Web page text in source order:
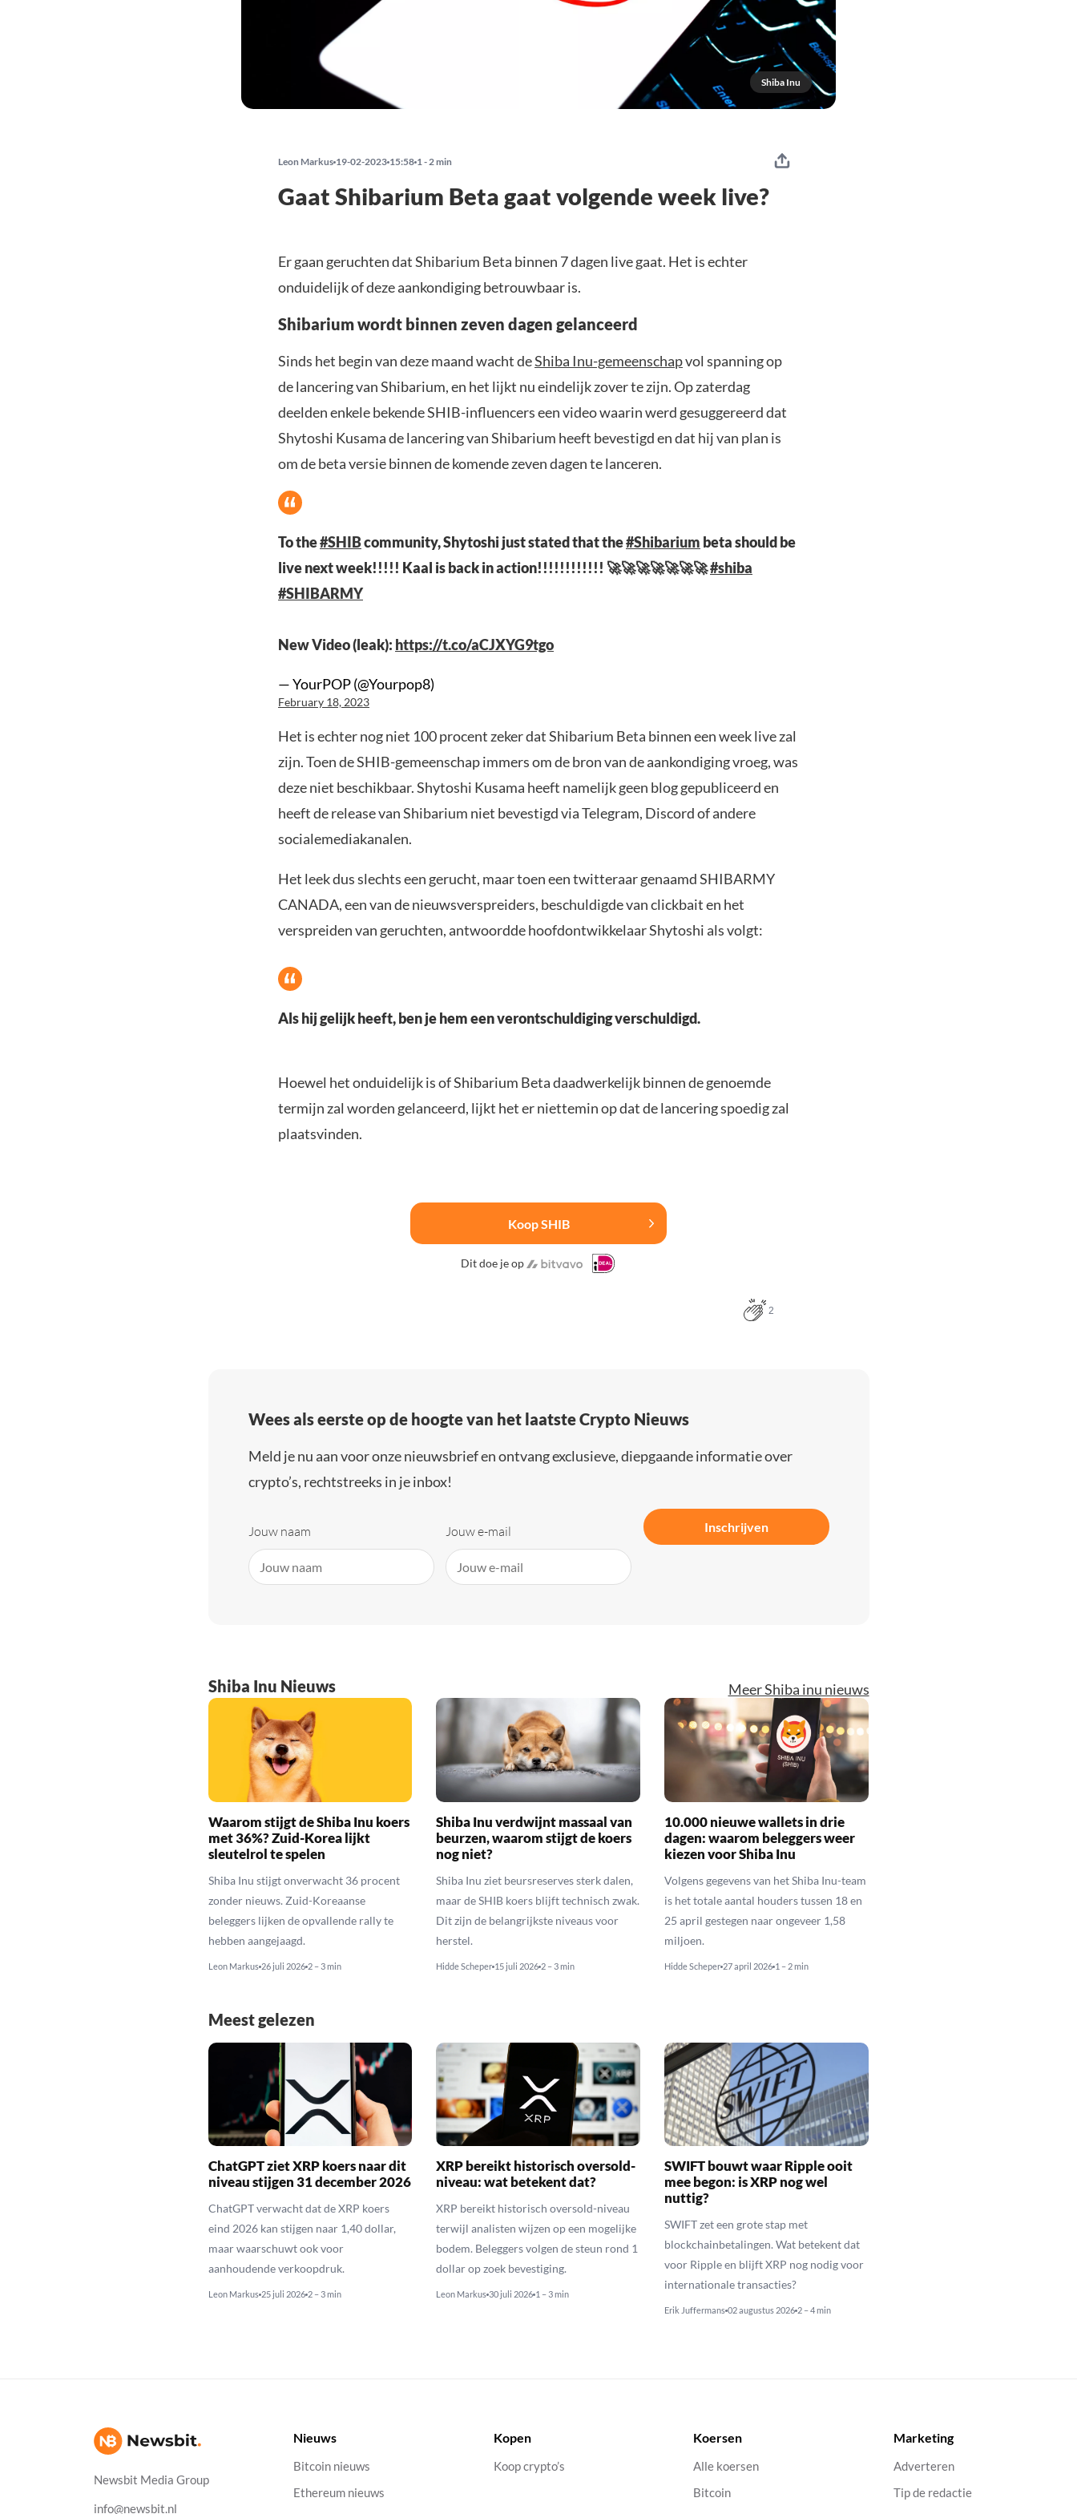
Shiba Inu
Leon Markus 19-02-2023 15:58 1 - 2 min
Gaat Shibarium Beta gaat volgende week live?
Er gaan geruchten dat Shibarium Beta binnen 7 dagen live gaat. Het is echter
onduidelijk of deze aankondiging betrouwbaar is.
Shibarium wordt binnen zeven dagen gelanceerd
Sinds het begin van deze maand wacht deShiba Inu-gemeenschapvol spanning op
de lancering van Shibarium, en het lijkt nu eindelijk zover te zijn. Op zaterdag
deelden enkele bekende SHIB-influencers een video waarin werd gesuggereerd dat
Shytoshi Kusama de lancering van Shibarium heeft bevestigd en dat hij van plan is
om de beta versie binnen de komende zeven dagen te lanceren.
To the#SHIBcommunity, Shytoshi just stated that the#Shibarium beta should be
live next week!!!!! Kaal is back in action!!!!!!!!!!!! 🚀🚀🚀🚀🚀🚀🚀#shiba
#SHIBARMY
New Video (leak): https://t.co/aCJXYG9tgo
— YourPOP (@Yourpop8)
February 18, 2023
Het is echter nog niet 100 procent zeker dat Shibarium Beta binnen een week live zal
zijn. Toen de SHIB-gemeenschap immers om de bron van de aankondiging vroeg, was
deze niet beschikbaar. Shytoshi Kusama heeft namelijk geen blog gepubliceerd en
heeft de release van Shibarium niet bevestigd via Telegram, Discord of andere
socialemediakanalen.
Het leek dus slechts een gerucht, maar toen een twitteraar genaamd SHIBARMY
CANADA, een van de nieuwsverspreiders, beschuldigde van clickbait en het
verspreiden van geruchten, antwoordde hoofdontwikkelaar Shytoshi als volgt:
Als hij gelijk heeft, ben je hem een verontschuldiging verschuldigd.
Hoewel het onduidelijk is of Shibarium Beta daadwerkelijk binnen de genoemde
termijn zal worden gelanceerd, lijkt het er niettemin op dat de lancering spoedig zal
plaatsvinden.
Koop SHIB
Dit doe je op
2
Wees als eerste op de hoogte van het laatste Crypto Nieuws
Meld je nu aan voor onze nieuwsbrief en ontvang exclusieve, diepgaande informatie over
crypto’s, rechtstreeks in je inbox!
Jouw naam Jouw e-mail Inschrijven
Shiba Inu Nieuws Meer Shiba inu nieuws
Waarom stijgt de Shiba Inu koers
met 36%? Zuid-Korea lijkt
sleutelrol te spelen
Shiba Inu stijgt onverwacht 36 procent
zonder nieuws. Zuid-Koreaanse
beleggers lijken de opvallende rally te
hebben aangejaagd.
Leon Markus 26 juli 2026 2 – 3 min
Shiba Inu verdwijnt massaal van
beurzen, waarom stijgt de koers
nog niet?
Shiba Inu ziet beursreserves sterk dalen,
maar de SHIB koers blijft technisch zwak.
Dit zijn de belangrijkste niveaus voor
herstel.
Hidde Scheper 15 juli 2026 2 – 3 min
10.000 nieuwe wallets in drie
dagen: waarom beleggers weer
kiezen voor Shiba Inu
Volgens gegevens van het Shiba Inu-team
is het totale aantal houders tussen 18 en
25 april gestegen naar ongeveer 1,58
miljoen.
Hidde Scheper 27 april 2026 1 – 2 min
Meest gelezen
ChatGPT ziet XRP koers naar dit
niveau stijgen 31 december 2026
ChatGPT verwacht dat de XRP koers
eind 2026 kan stijgen naar 1,40 dollar,
maar waarschuwt ook voor
aanhoudende verkoopdruk.
Leon Markus 25 juli 2026 2 – 3 min
XRP bereikt historisch oversold-
niveau: wat betekent dat?
XRP bereikt historisch oversold-niveau
terwijl analisten wijzen op een mogelijke
bodem. Beleggers volgen de steun rond 1
dollar op zoek bevestiging.
Leon Markus 30 juli 2026 1 – 3 min
SWIFT bouwt waar Ripple ooit
mee begon: is XRP nog wel
nuttig?
SWIFT zet een grote stap met
blockchainbetalingen. Wat betekent dat
voor Ripple en blijft XRP nog nodig voor
internationale transacties?
Erik Juffermans 02 augustus 2026 2 – 4 min
Newsbit Media Group
info@newsbit.nl
Nieuws
Bitcoin nieuws
Ethereum nieuws
Kopen
Koop crypto’s
Koersen
Alle koersen
Bitcoin
Marketing
Adverteren
Tip de redactie